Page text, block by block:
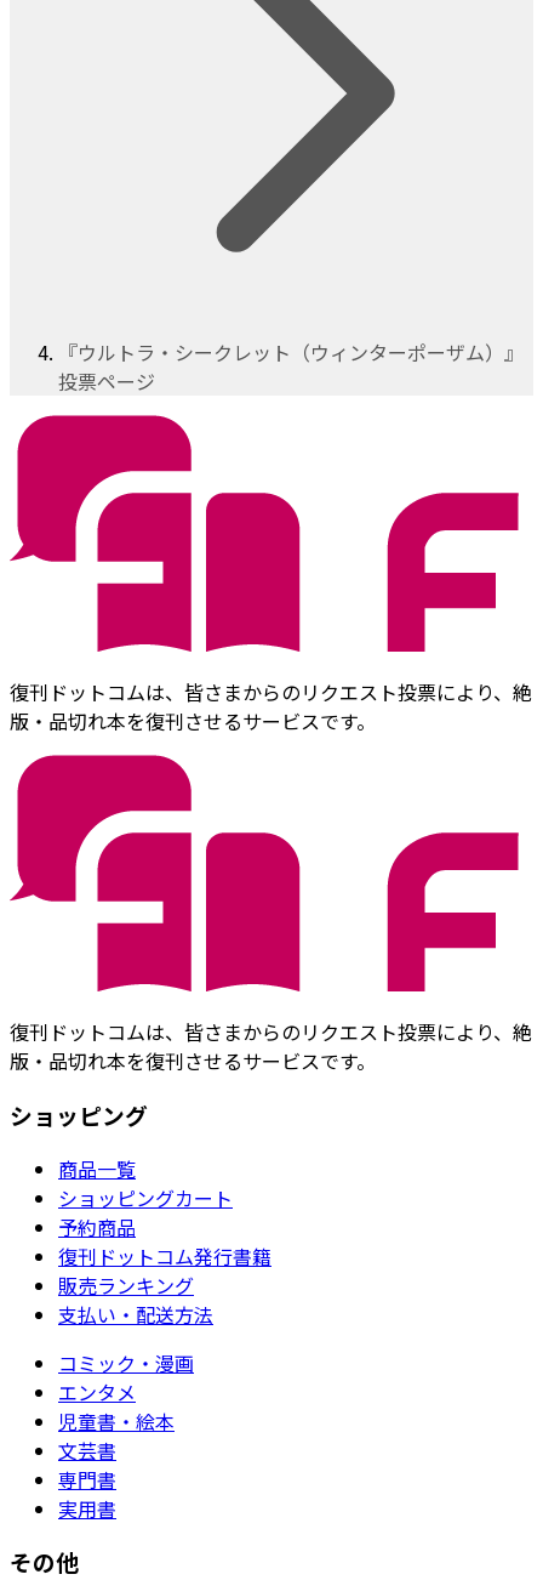
『ウルトラ・シークレット（ウィンターポーザム）』
投票ページ
復刊ドットコムは、皆さまからのリクエスト投票により、絶
版・品切れ本を復刊させるサービスです。
復刊ドットコムは、皆さまからのリクエスト投票により、絶
版・品切れ本を復刊させるサービスです。
ショッピング
商品一覧
ショッピングカート
予約商品
復刊ドットコム発行書籍
販売ランキング
支払い・配送方法
コミック・漫画
エンタメ
児童書・絵本
文芸書
専門書
実用書
その他